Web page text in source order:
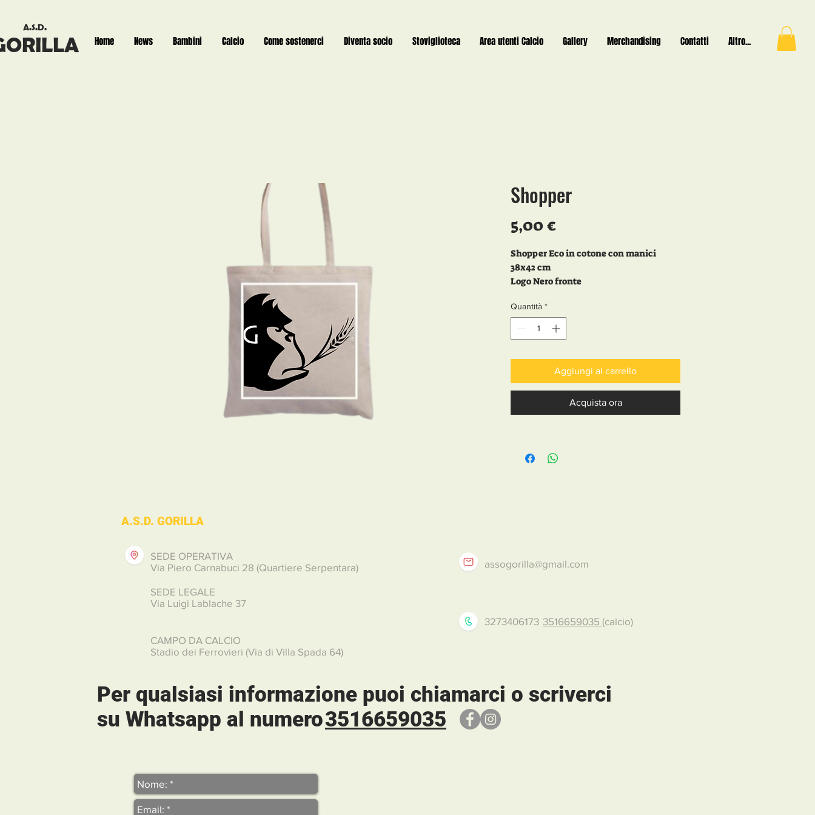
A.S.D.
Home News Bambini Calcio Come sostenerci Diventa socio Stoviglioteca Area utenti Calcio Gallery Merchandising Contatti Altro...
Shopper
5,00 €Prezzo
Shopper Eco in cotone con manici
38x42 cm
Logo Nero fronte
Quantità *
Aggiungi al carrello
Acquista ora
A.S.D. GORILLA
SEDE OPERATIVA
Via Piero Carnabuci 28 (Quartiere Serpentara)
SEDE LEGALE
Via Luigi Lablache 37
CAMPO DA CALCIO
Stadio dei Ferrovieri (Via di Villa Spada 64)
assogorilla@gmail.com
3273406173 3516659035 (calcio)
3516659035
Per qualsiasi informazione puoi chiamarci o scriverci
su Whatsapp al numero